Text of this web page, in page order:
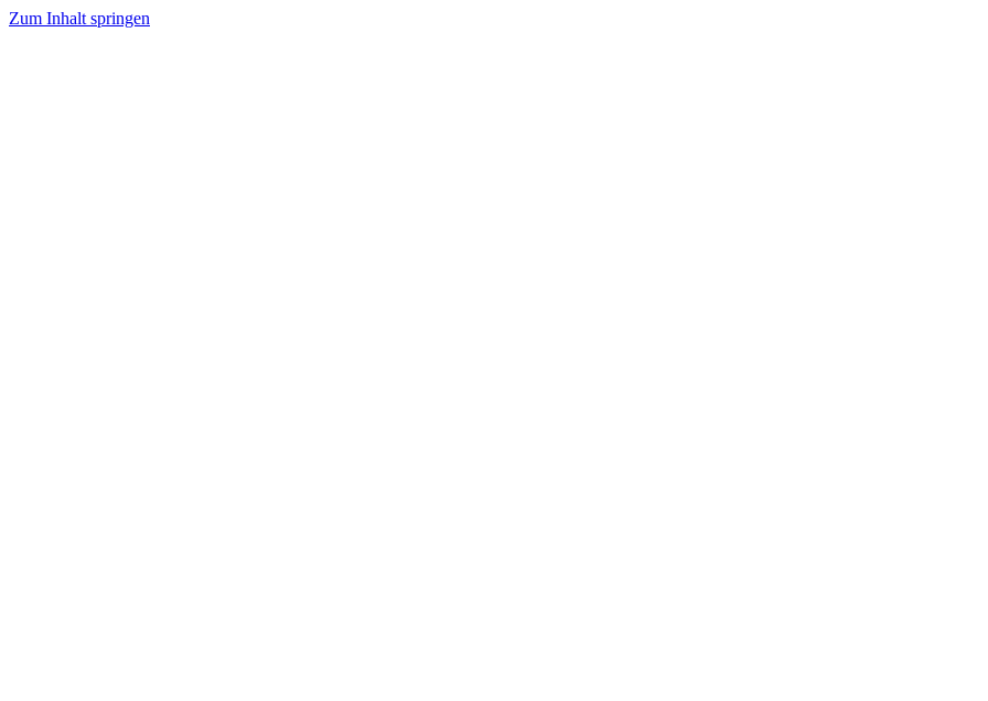
Zum Inhalt springen